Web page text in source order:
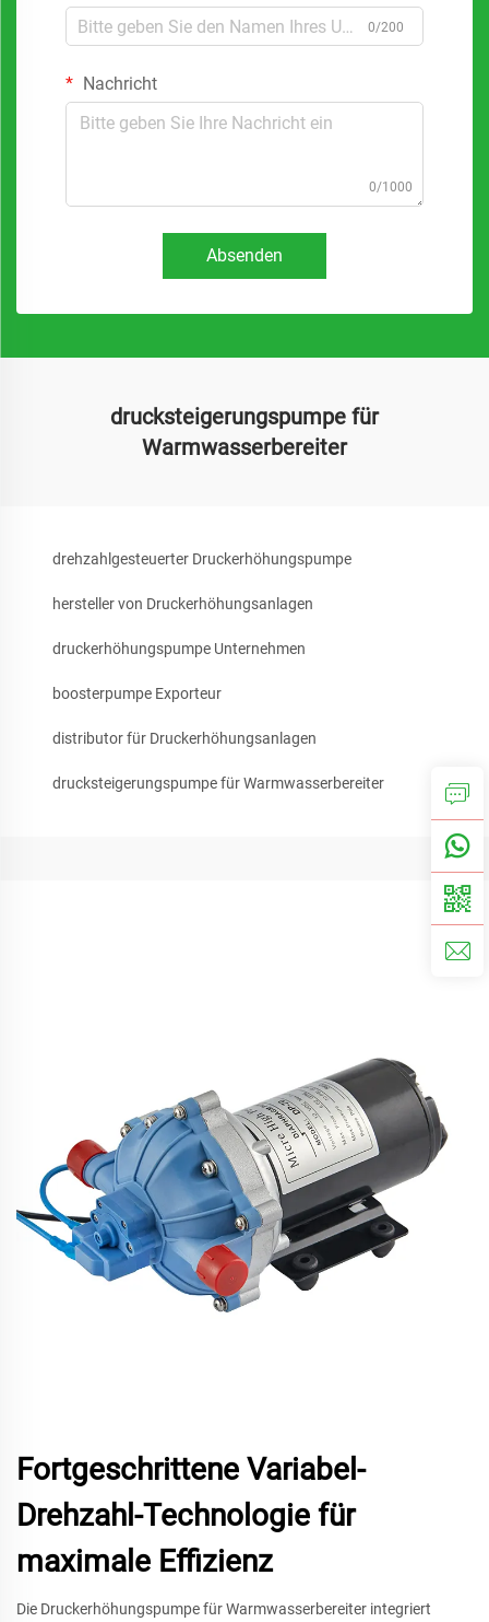
0/200
Nachricht
0/1000
Absenden
drucksteigerungspumpe für
Warmwasserbereiter
drehzahlgesteuerter Druckerhöhungspumpe
hersteller von Druckerhöhungsanlagen
druckerhöhungspumpe Unternehmen
boosterpumpe Exporteur
distributor für Druckerhöhungsanlagen
drucksteigerungspumpe für Warmwasserbereiter
Fortgeschrittene Variabel-
Drehzahl-Technologie für
maximale Effizienz
Die Druckerhöhungspumpe für Warmwasserbereiter integriert